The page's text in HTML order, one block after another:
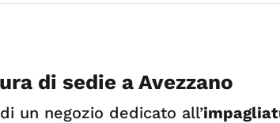
di sedie a Avezzano
un negozio dedicato all’